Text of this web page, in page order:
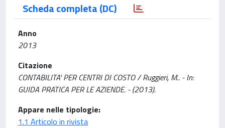
Scheda completa (DC)
Anno
2013
Citazione
CONTABILITA' PER CENTRI DI COSTO / Ruggieri, M.. - In:
GUIDA PRATICA PER LE AZIENDE. - (2013).
Appare nelle tipologie:
1.1 Articolo in rivista